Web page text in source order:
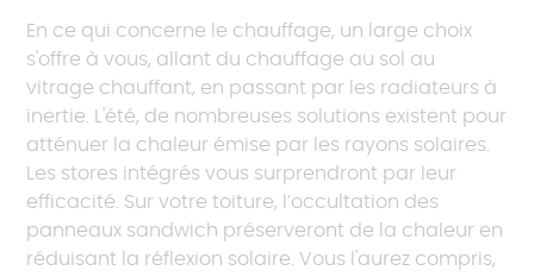
En ce qui concerne le chauffage, un large choix
s'offre à vous, allant du chauffage au sol au
vitrage chauffant, en passant par les radiateurs à
inertie. L'été, de nombreuses solutions existent pour
atténuer la chaleur émise par les rayons solaires.
Les stores intégrés vous surprendront par leur
efficacité. Sur votre toiture, l’occultation des
panneaux sandwich préserveront de la chaleur en
réduisant la réflexion solaire. Vous l'aurez compris,